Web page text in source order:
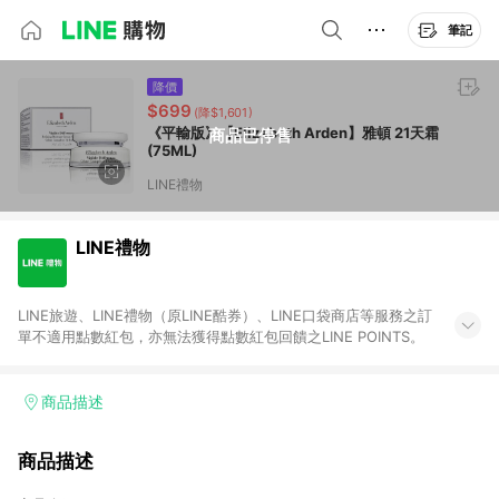
筆記
商品已停售
降價
$699 (降$1,601)
《平輸版》【Elizabeth Arden】雅頓 21天霜
(75ML)
LINE禮物
LINE禮物
LINE旅遊、LINE禮物（原LINE酷券）、LINE口袋商店等服務之訂
單不適用點數紅包，亦無法獲得點數紅包回饋之LINE POINTS。
商品描述
商品描述